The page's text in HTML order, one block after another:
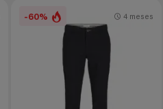
-60% 4 meses